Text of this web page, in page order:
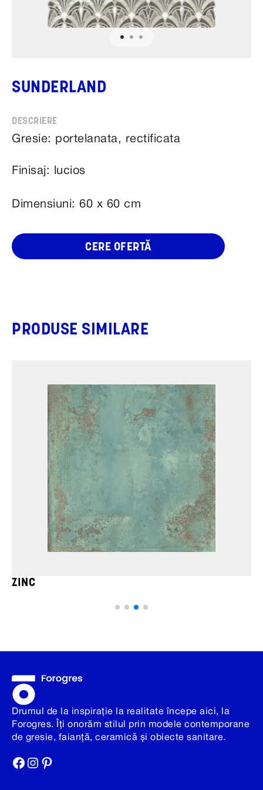
SUNDERLAND
Gresie: portelanata, rectificata
Finisaj: lucios
Dimensiuni: 60 x 60 cm
CERE OFERTĂ
PRODUSE SIMILARE
ZINC
Drumul de la inspirație la realitate începe aici, la
Forogres. Îți onorăm stilul prin modele contemporane
de gresie, faianță, ceramică și obiecte sanitare.
Facebook
Instagram
Pinterest